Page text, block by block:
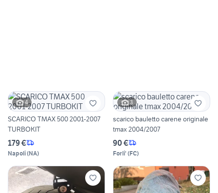
4
SCARICO TMAX 500 2001-2007
TURBOKIT
179 €
Napoli(NA)
3
scarico bauletto carene originale
tmax 2004/2007
90 €
Forli' (FC)